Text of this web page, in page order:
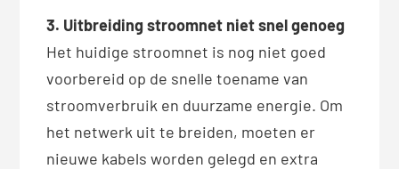
3. Uitbreiding stroomnet niet snel genoeg
Het huidige stroomnet is nog niet goed
voorbereid op de snelle toename van
stroomverbruik en duurzame energie. Om
het netwerk uit te breiden, moeten er
nieuwe kabels worden gelegd en extra